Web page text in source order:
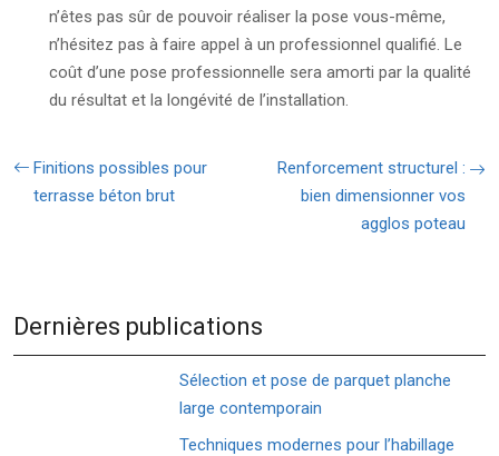
n’êtes pas sûr de pouvoir réaliser la pose vous-même,
n’hésitez pas à faire appel à un professionnel qualifié. Le
coût d’une pose professionnelle sera amorti par la qualité
du résultat et la longévité de l’installation.
Finitions possibles pour
terrasse béton brut
Renforcement structurel :
bien dimensionner vos
agglos poteau
Dernières publications
Sélection et pose de parquet planche
large contemporain
Techniques modernes pour l’habillage